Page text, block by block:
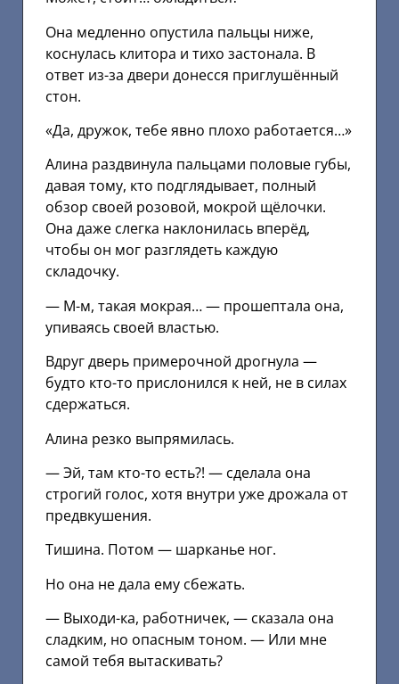
Она медленно опустила пальцы ниже,
коснулась клитора и тихо застонала. В
ответ из-за двери донесся приглушённый
стон.
«Да, дружок, тебе явно плохо работается…»
Алина раздвинула пальцами половые губы,
давая тому, кто подглядывает, полный
обзор своей розовой, мокрой щёлочки.
Она даже слегка наклонилась вперёд,
чтобы он мог разглядеть каждую
складочку.
— М-м, такая мокрая… — прошептала она,
упиваясь своей властью.
Вдруг дверь примерочной дрогнула —
будто кто-то прислонился к ней, не в силах
сдержаться.
Алина резко выпрямилась.
— Эй, там кто-то есть?! — сделала она
строгий голос, хотя внутри уже дрожала от
предвкушения.
Тишина. Потом — шарканье ног.
Но она не дала ему сбежать.
— Выходи-ка, работничек, — сказала она
сладким, но опасным тоном. — Или мне
самой тебя вытаскивать?